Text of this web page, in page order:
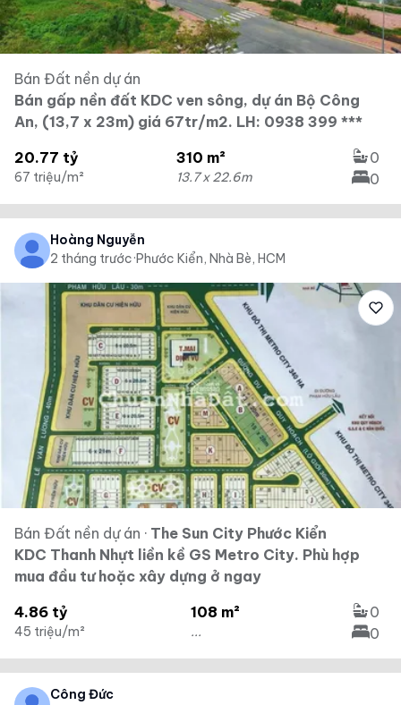
Bán Đất nền dự án
Bán gấp nền đất KDC ven sông, dự án Bộ Công
An, (13,7 x 23m) giá 67tr/m2. LH: 0938 399 ***
20.77 tỷ
67 triệu/m²
310 m²
13.7 x 22.6m
0
0
Hoàng Nguyễn
2 tháng trước·Phước Kiển, Nhà Bè, HCM
Bán Đất nền dự án · The Sun City Phước Kiển
KDC Thanh Nhựt liền kề GS Metro City. Phù hợp
mua đầu tư hoặc xây dựng ở ngay
4.86 tỷ
45 triệu/m²
108 m²
...
0
0
Công Đức